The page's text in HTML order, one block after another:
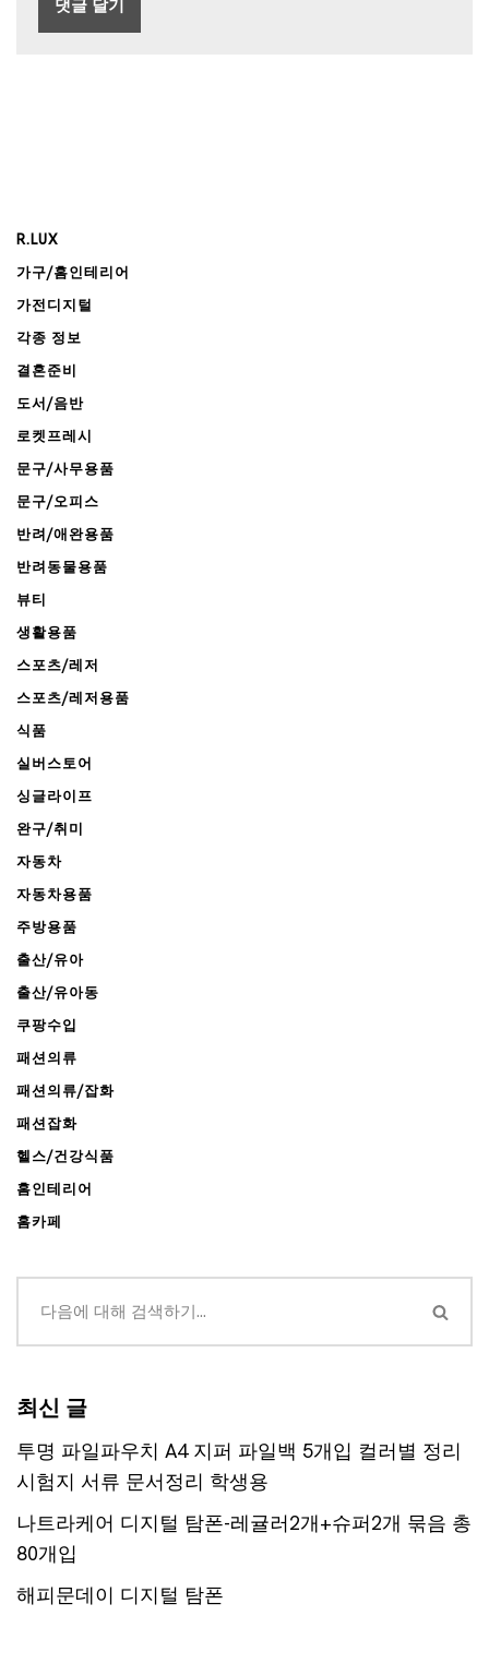
R.LUX
가구/홈인테리어
가전디지털
각종 정보
결혼준비
도서/음반
로켓프레시
문구/사무용품
문구/오피스
반려/애완용품
반려동물용품
뷰티
생활용품
스포츠/레저
스포츠/레저용품
식품
실버스토어
싱글라이프
완구/취미
자동차
자동차용품
주방용품
출산/유아
출산/유아동
쿠팡수입
패션의류
패션의류/잡화
패션잡화
헬스/건강식품
홈인테리어
홈카페
최신 글
투명 파일파우치 A4 지퍼 파일백 5개입 컬러별 정리
시험지 서류 문서정리 학생용
나트라케어 디지털 탐폰-레귤러2개+슈퍼2개 묶음 총
80개입
해피문데이 디지털 탐폰